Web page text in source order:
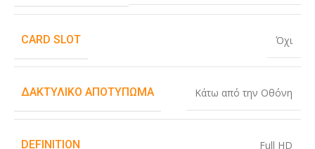
CARD SLOT Όχι
ΔΑΚΤΥΛΙΚΌ ΑΠΟΤΎΠΩΜΑ Κάτω από την Οθόνη
DEFINITION Full HD